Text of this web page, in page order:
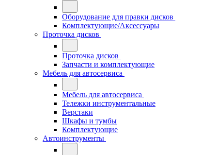
Оборудование для правки дисков
Комплектующие/Аксессуары
Проточка дисков
Проточка дисков
Запчасти и комплектующие
Мебель для автосервиса
Мебель для автосервиса
Тележки инструментальные
Верстаки
Шкафы и тумбы
Комплектующие
Автоинструменты